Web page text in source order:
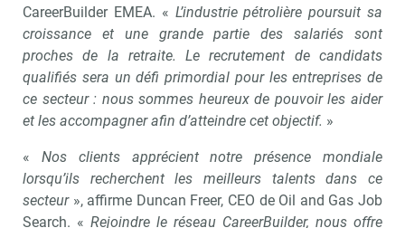
CareerBuilder EMEA. « L’industrie pétrolière poursuit sa
croissance et une grande partie des salariés sont
proches de la retraite. Le recrutement de candidats
qualifiés sera un défi primordial pour les entreprises de
ce secteur : nous sommes heureux de pouvoir les aider
et les accompagner afin d’atteindre cet objectif. »
« Nos clients apprécient notre présence mondiale
lorsqu’ils recherchent les meilleurs talents dans ce
secteur», affirme Duncan Freer, CEO de Oil and Gas Job
Search. « Rejoindre le réseau CareerBuilder, nous offre